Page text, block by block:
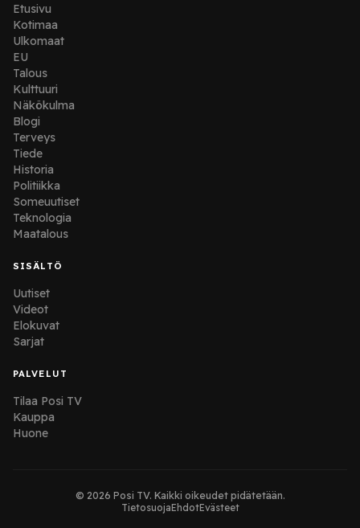
Etusivu
Kotimaa
Ulkomaat
EU
Talous
Kulttuuri
Näkökulma
Blogi
Terveys
Tiede
Historia
Politiikka
Someuutiset
Teknologia
Maatalous
SISÄLTÖ
Uutiset
Videot
Elokuvat
Sarjat
PALVELUT
Tilaa Posi TV
Kauppa
Huone
© 2026 Posi TV. Kaikki oikeudet pidätetään.
TietosuojaEhdotEvästeet